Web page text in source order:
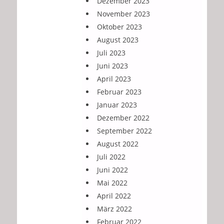
November 2023
Oktober 2023
August 2023
Juli 2023
Juni 2023
April 2023
Februar 2023
Januar 2023
Dezember 2022
September 2022
August 2022
Juli 2022
Juni 2022
Mai 2022
April 2022
März 2022
Februar 2022